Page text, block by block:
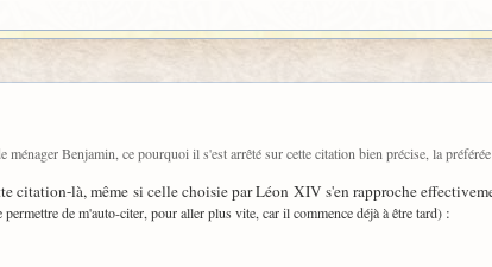
Benjamin, ce pourquoi il s'est arrêté sur cette citation bien précise, la
citation-là, même si celle choisie par Léon XIV s'en rapproche
permettre de m'auto-citer, pour aller plus vite, car il commence déjà à être tard) :